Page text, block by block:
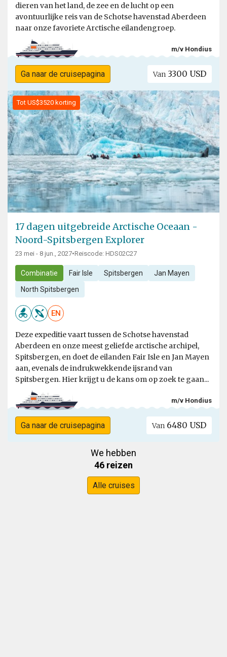
dieren van het land, de zee en de lucht op een
avontuurlijke reis van de Schotse havenstad Aberdeen
naar onze favoriete Arctische eilandengroep.
m/v Hondius
Ga naar de cruisepagina Van 3300 USD
Tot US$3520 korting
17 dagen uitgebreide Arctische Oceaan -
Noord-Spitsbergen Explorer
23 mei - 8 jun., 2027•Reiscode: HDS02C27
Combinatie Fair Isle Spitsbergen Jan Mayen
North Spitsbergen
EN
Deze expeditie vaart tussen de Schotse havenstad
Aberdeen en onze meest geliefde arctische archipel,
Spitsbergen, en doet de eilanden Fair Isle en Jan Mayen
aan, evenals de indrukwekkende ijsrand van
Spitsbergen. Hier krijgt u de kans om op zoek te gaan...
m/v Hondius
Ga naar de cruisepagina Van 6480 USD
We hebben
46 reizen
Alle cruises